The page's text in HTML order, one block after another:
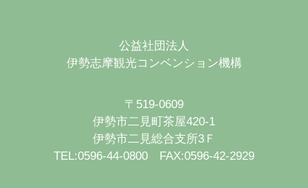
公益社団法人
伊勢志摩観光コンベンション機構
〒519-0609
伊勢市二見町茶屋420-1
伊勢市二見総合支所3Ｆ
TEL:0596-44-0800 FAX:0596-42-2929